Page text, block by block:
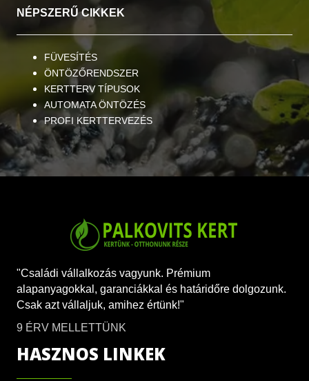
NÉPSZERŰ CIKKEK
FÜVESÍTÉS
ÖNTÖZŐRENDSZER
KERTTERV TÍPUSOK
AUTOMATA ÖNTÖZÉS
PROFI KERTTERVEZÉS
"Családi vállalkozás vagyunk. Prémium
alapanyagokkal, garanciákkal és határidőre dolgozunk.
Csak azt vállaljuk, amihez értünk!"
9 ÉRV MELLETTÜNK
HASZNOS LINKEK